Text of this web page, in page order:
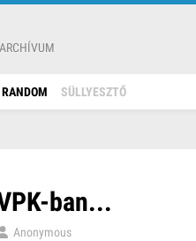
ARCHÍVUM
RANDOM SÜLLYESZTŐ
ban...
Anonymous